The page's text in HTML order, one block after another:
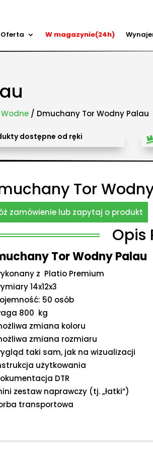
Oferta W magazynie(24h)
wodne dmuchane, namioty dmuchane, hale namiotowe,
/ Dmuchany Tor Wodny Palau
dostępne od ręki
Tor
zamówienie lub zapytaj o produkt
Opis
Tor Wodny Palau
z Platio Premium
14x12x3
50 osób
800 kg
zmiana koloru
zmiana rozmiaru
taki sam, jak na wizualizacji
użytkowania
DTR
zestaw naprawczy (tj. „łatki”)
transportowa